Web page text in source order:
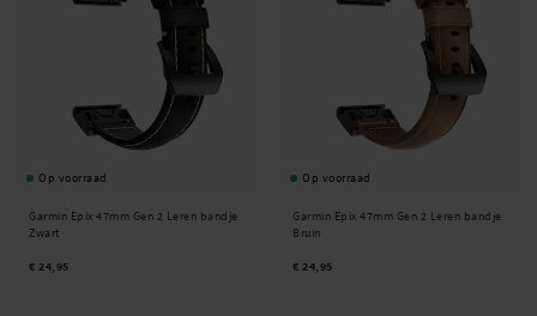
Op voorraad
Garmin Epix 47mm Gen 2 Leren bandje
Zwart
€ 24,95
Op voorraad
Garmin Epix 47mm Gen 2 Leren bandje
Bruin
€ 24,95